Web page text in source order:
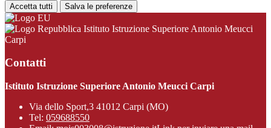
Accetta tutti Salva le preferenze
Istituto Istruzione Superiore Antonio Meucci
Carpi
Contatti
Istituto Istruzione Superiore Antonio Meucci Carpi
Via dello Sport,3 41012 Carpi (MO)
Tel: 059688550